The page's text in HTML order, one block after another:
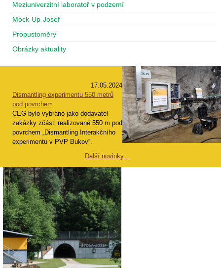
Meziuniverzitní laboratoř v podzemí
Mock-Up-Josef
Propustoměry
Obrázky aktuality
17.05.2024
Dismantling experimentu 550 metrů
pod povrchem
CEG bylo vybráno jako dodavatel
zakázky zčásti realizované 550 m pod
povrchem „Dismantling Interakčního
experimentu v PVP Bukov“.
Další novinky...